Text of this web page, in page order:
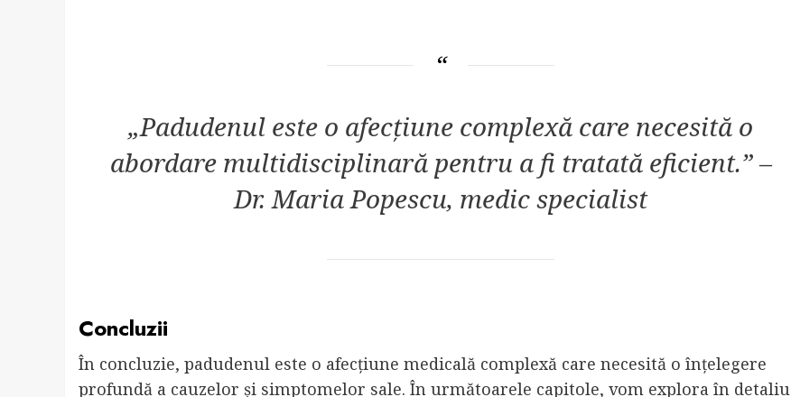
„Padudenul este o afecțiune complexă care necesită o
abordare multidisciplinară pentru a fi tratată eficient.” –
Dr. Maria Popescu, medic specialist
Concluzii
În concluzie, padudenul este o afecțiune medicală complexă care necesită o înțelegere
profundă a cauzelor și simptomelor sale. În următoarele capitole, vom explora în detaliu